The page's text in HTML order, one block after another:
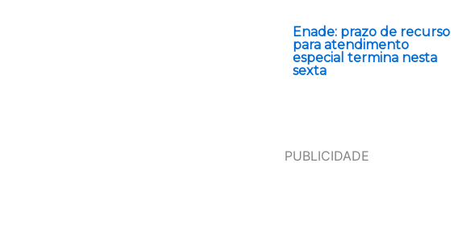
Enade: prazo de recurso
para atendimento
especial termina nesta
sexta
PUBLICIDADE